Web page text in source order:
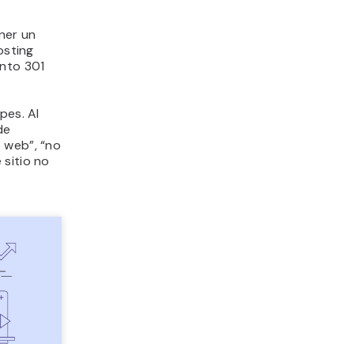
un
301
Al
“no
sitio no